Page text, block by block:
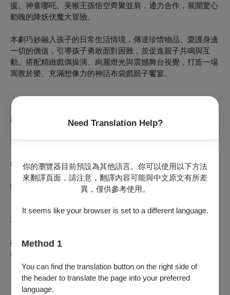
Need Translation Help?
你的瀏覽器目前預設為其他語言。你可以使用以下方法
來翻譯頁面，請注意，翻譯內容可能與中文原文有所差
異，僅供參考使用。
It seems like your browser is set to a different language.
Method 1
You can find the translation button on the right side of
the header to translate the page into your preferred
language.
援。神童哪吒、美猴王孫悟空齊聚並肩， 通力合作，展開驚心
動魄的降妖伏魔大冒險。
本劇巧妙融入孩子的日常生活情境，傳達珍惜物品、 愛護身邊
一切的價值，引導孩子勇敢面對困難， 並促進親子共鳴與互
動。搭配精緻戲偶操演、 絢麗燈光與震撼舞台視覺，打造一場
寓教於樂、 充滿想像力的神話布袋戲親子饗宴。
劇團簡介：
四代傳承，守舊為骨，創新為葉，
積極投入文化藝術產業，校園巡演，
樂齡推廣，全台各地巡迴演出。
勇於嘗試各種不同戲劇型式，如傳統歷史、奇幻武俠、在地故
事、
榮獲「屏東品牌演藝傑出團隊」
打造高規格表演藝術，帶給觀眾更多滿足及歡笑。